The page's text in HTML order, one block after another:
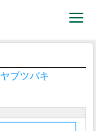
ブツバキ